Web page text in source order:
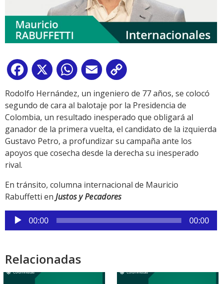
Facebook
X WhatsApp
Email
Link
Rodolfo Hernández, un ingeniero de 77 años, se colocó
segundo de cara al balotaje por la Presidencia de
Colombia, un resultado inesperado que obligará al
ganador de la primera vuelta, el candidato de la izquierda
Gustavo Petro, a profundizar su campaña ante los
apoyos que cosecha desde la derecha su inesperado
rival.
En tránsito, columna internacional de Mauricio
Rabuffetti en Justos y Pecadores
Reproductor
de
00:00 00:00
Relacionadas